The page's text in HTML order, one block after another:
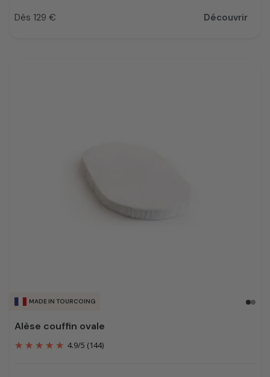
Prix
Dès 129 € Découvrir
MADE IN TOURCOING
Alèse couffin ovale
4.9/5 (144)